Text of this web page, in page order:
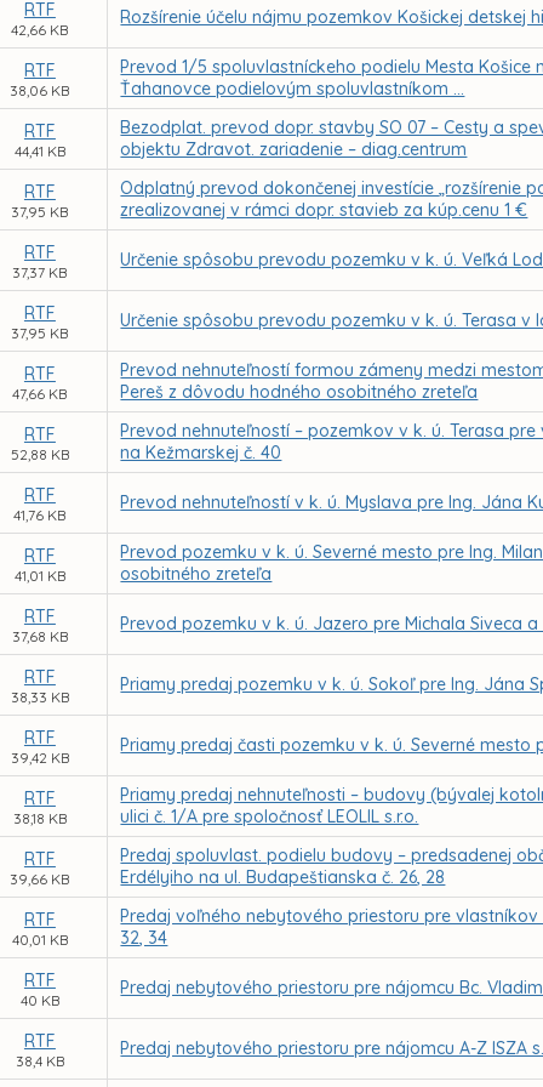
RTF
42,66 KB
Rozšírenie účelu nájmu pozemkov Košickej detskej
RTF
38,06 KB
Prevod 1/5 spoluvlastníckeho podielu Mesta
Ťahanovce podielovým spoluvlastníkom ...
RTF
44,41 KB
Bezodplat. prevod dopr. stavby SO 07 – Cesty a
objektu Zdravot. zariadenie – diag.centrum
RTF
37,95 KB
Odplatný prevod dokončenej investície „rozšírenie
zrealizovanej v rámci dopr. stavieb za kúp.cenu 1 €
RTF
37,37 KB
Určenie spôsobu prevodu pozemku v k. ú. Veľká
RTF
37,95 KB
Určenie spôsobu prevodu pozemku v k. ú. Terasa
RTF
47,66 KB
Prevod nehnuteľností formou zámeny medzi
Pereš z dôvodu hodného osobitného zreteľa
RTF
52,88 KB
Prevod nehnuteľností – pozemkov v k. ú. Terasa
na Kežmarskej č. 40
RTF
41,76 KB
Prevod nehnuteľností v k. ú. Myslava pre Ing. Jána
RTF
41,01 KB
Prevod pozemku v k. ú. Severné mesto pre Ing.
osobitného zreteľa
RTF
37,68 KB
Prevod pozemku v k. ú. Jazero pre Michala Siveca a
RTF
38,33 KB
Priamy predaj pozemku v k. ú. Sokoľ pre Ing. Jána
RTF
39,42 KB
Priamy predaj časti pozemku v k. ú. Severné mesto
RTF
38,18 KB
Priamy predaj nehnuteľnosti – budovy (bývalej
ulici č. 1/A pre spoločnosť LEOLIL s.r.o.
RTF
39,66 KB
Predaj spoluvlast. podielu budovy – predsadenej
Erdélyiho na ul. Budapeštianska č. 26, 28
RTF
40,01 KB
Predaj voľného nebytového priestoru pre
32, 34
RTF
40 KB
Predaj nebytového priestoru pre nájomcu Bc.
RTF
38,4 KB
Predaj nebytového priestoru pre nájomcu A-Z ISZA